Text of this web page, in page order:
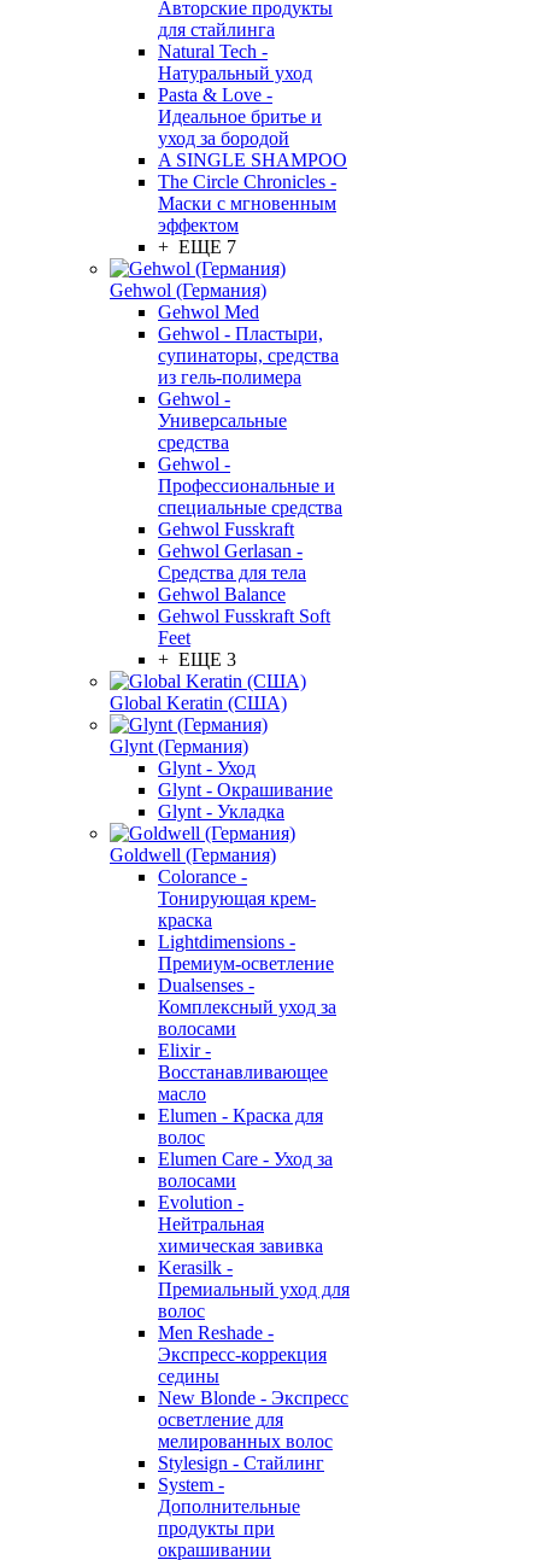
Авторские продукты
для стайлинга
Natural Tech -
Натуральный уход
Pasta & Love -
Идеальное бритье и
уход за бородой
A SINGLE SHAMPOO
The Circle Chronicles -
Маски с мгновенным
эффектом
+ ЕЩЕ 7
Gehwol (Германия)
Gehwol Med
Gehwol - Пластыри,
супинаторы, средства
из гель-полимера
Gehwol -
Универсальные
средства
Gehwol -
Профессиональные и
специальные средства
Gehwol Fusskraft
Gehwol Gerlasan -
Средства для тела
Gehwol Balance
Gehwol Fusskraft Soft
Feet
+ ЕЩЕ 3
Global Keratin (США)
Glynt (Германия)
Glynt - Уход
Glynt - Окрашивание
Glynt - Укладка
Goldwell (Германия)
Colorance -
Тонирующая крем-
краска
Lightdimensions -
Премиум-осветление
Dualsenses -
Комплексный уход за
волосами
Elixir -
Восстанавливающее
масло
Elumen - Краска для
волос
Elumen Care - Уход за
волосами
Evolution -
Нейтральная
химическая завивка
Kerasilk -
Премиальный уход для
волос
Men Reshade -
Экспресс-коррекция
седины
New Blonde - Экспресс
осветление для
мелированных волос
Stylesign - Стайлинг
System -
Дополнительные
продукты при
окрашивании